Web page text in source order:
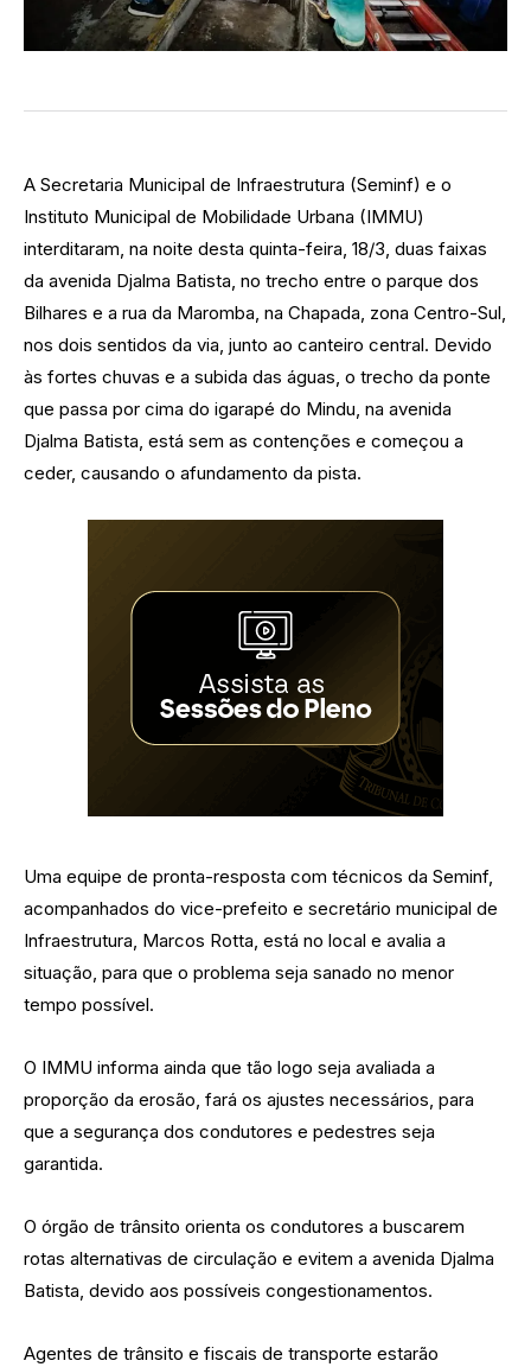
A Secretaria Municipal de Infraestrutura (Seminf) e o
Instituto Municipal de Mobilidade Urbana (IMMU)
interditaram, na noite desta quinta-feira, 18/3, duas faixas
da avenida Djalma Batista, no trecho entre o parque dos
Bilhares e a rua da Maromba, na Chapada, zona Centro-Sul,
nos dois sentidos da via, junto ao canteiro central. Devido
às fortes chuvas e a subida das águas, o trecho da ponte
que passa por cima do igarapé do Mindu, na avenida
Djalma Batista, está sem as contenções e começou a
ceder, causando o afundamento da pista.
Uma equipe de pronta-resposta com técnicos da Seminf,
acompanhados do vice-prefeito e secretário municipal de
Infraestrutura, Marcos Rotta, está no local e avalia a
situação, para que o problema seja sanado no menor
tempo possível.
O IMMU informa ainda que tão logo seja avaliada a
proporção da erosão, fará os ajustes necessários, para
que a segurança dos condutores e pedestres seja
garantida.
O órgão de trânsito orienta os condutores a buscarem
rotas alternativas de circulação e evitem a avenida Djalma
Batista, devido aos possíveis congestionamentos.
Agentes de trânsito e fiscais de transporte estarão